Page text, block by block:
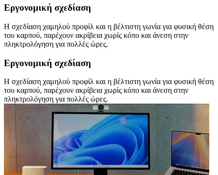
Εργονομική σχεδίαση
Η σχεδίαση χαμηλού προφίλ και η βέλτιστη γωνία για φυσική θέση
του καρπού, παρέχουν ακρίβεια χωρίς κόπο και άνεση στην
πληκτρολόγηση για πολλές ώρες.
Εργονομική σχεδίαση
Η σχεδίαση χαμηλού προφίλ και η βέλτιστη γωνία για φυσική θέση
του καρπού, παρέχουν ακρίβεια χωρίς κόπο και άνεση στην
πληκτρολόγηση για πολλές ώρες.